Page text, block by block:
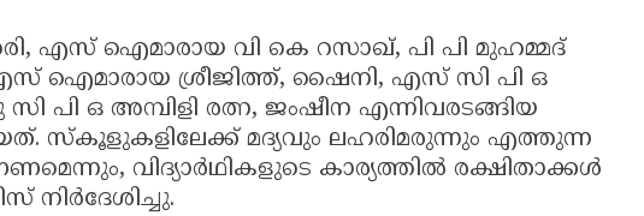
എസ് ഐമാരായ വി കെ റസാഖ്, പി പി മുഹമ്മദ്
ശ്രീജിത്ത്, ഷൈനി, എസ് സി പി ഒ
പി ഒ അമ്പിളി രത്ന, ജംഷീന എന്നിവരടങ്ങിയ
സ്കൂളുകളിലേക്ക് മദ്യവും ലഹരിമരുന്നും എത്തുന്ന
വിദ്യാർഥികളുടെ കാര്യത്തിൽ രക്ഷിതാക്കൾ
നിർദേശിച്ചു.